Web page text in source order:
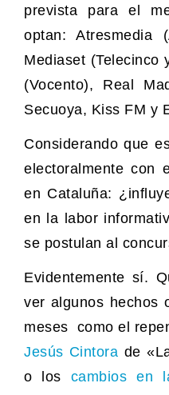
prevista para el
optan: Atresmedia
Mediaset (Telecinco
(Vocento), Real
Secuoya, Kiss FM y
Considerando que
electoralmente con
en Cataluña:
en la labor
se postulan al
Evidentemente sí.
ver algunos hechos
meses como el
Jesús Cintora de
o los cambios en